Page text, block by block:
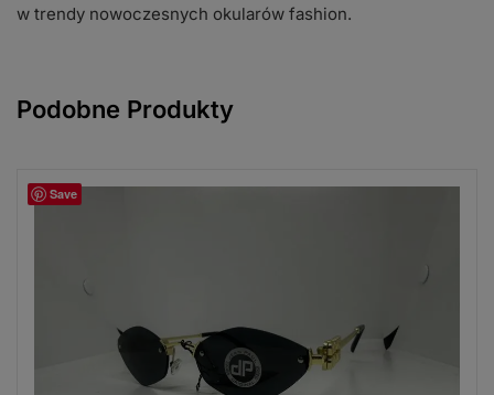
w trendy nowoczesnych okularów fashion.
Podobne Produkty
Save